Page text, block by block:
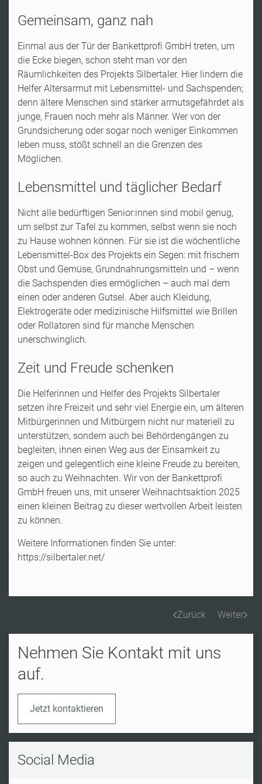
Gemeinsam, ganz nah
Einmal aus der Tür der Bankettprofi GmbH treten, um
die Ecke biegen, schon steht man vor den
Räumlichkeiten des Projekts Silbertaler. Hier lindern die
Helfer Altersarmut mit Lebensmittel- und Sachspenden;
denn ältere Menschen sind stärker armutsgefährdet als
junge, Frauen noch mehr als Männer. Wer von der
Grundsicherung oder sogar noch weniger Einkommen
leben muss, stößt schnell an die Grenzen des
Möglichen.
Lebensmittel und täglicher Bedarf
Nicht alle bedürftigen Senior:innen sind mobil genug,
um selbst zur Tafel zu kommen, selbst wenn sie noch
zu Hause wohnen können. Für sie ist die wöchentliche
Lebensmittel-Box des Projekts ein Segen: mit frischem
Obst und Gemüse, Grundnahrungsmitteln und – wenn
die Sachspenden dies ermöglichen – auch mal dem
einen oder anderen Gutsel. Aber auch Kleidung,
Elektrogeräte oder medizinische Hilfsmittel wie Brillen
oder Rollatoren sind für manche Menschen
unerschwinglich.
Zeit und Freude schenken
Die Helferinnen und Helfer des Projekts Silbertaler
setzen ihre Freizeit und sehr viel Energie ein, um älteren
Mitbürgerinnen und Mitbürgern nicht nur materiell zu
unterstützen, sondern auch bei Behördengängen zu
begleiten, ihnen einen Weg aus der Einsamkeit zu
zeigen und gelegentlich eine kleine Freude zu bereiten,
so auch zu Weihnachten. Wir von der Bankettprofi
GmbH freuen uns, mit unserer Weihnachtsaktion 2025
einen kleinen Beitrag zu dieser wertvollen Arbeit leisten
zu können.
Weitere Informationen finden Sie unter:
https://silbertaler.net/
Zurück Weiter
Nehmen Sie Kontakt mit uns
auf.
Jetzt kontaktieren
Social Media